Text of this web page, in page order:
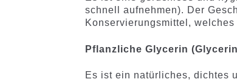
schnell aufnehmen). Der
Konservierungsmittel,
Pflanzliche Glycerin
Es ist ein natürliches, dichtes